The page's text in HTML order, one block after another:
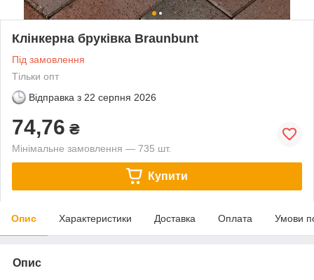
Клінкерна бруківка Braunbunt
Під замовлення
Тільки опт
Відправка з 22 серпня 2026
74,76 ₴
Мінімальне замовлення — 735 шт.
Купити
Опис Характеристики Доставка Оплата Умови
Опис